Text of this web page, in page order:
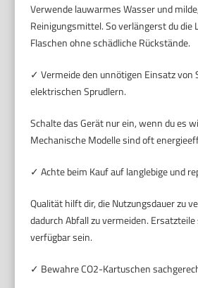
Verwende lauwarmes Wasser und
Reinigungsmittel. So verlängerst du die
Flaschen ohne schädliche Rückstände.
✓ Vermeide den unnötigen Einsatz von
elektrischen Sprudlern.
Schalte das Gerät nur ein, wenn du es
Mechanische Modelle sind oft
✓ Achte beim Kauf auf langlebige und
Qualität hilft dir, die Nutzungsdauer zu
dadurch Abfall zu vermeiden.
verfügbar sein.
✓ Bewahre CO2-Kartuschen